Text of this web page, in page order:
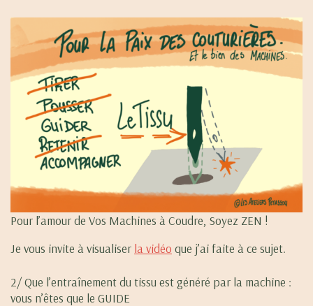
Pour l’amour de Vos Machines à Coudre, Soyez ZEN !
Je vous invite à visualiser la vidéo que j’ai faite à ce sujet.
2/ Que l’entraînement du tissu est généré par la machine :
vous n’êtes que le GUIDE